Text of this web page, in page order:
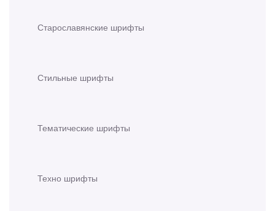
Старославянские шрифты
Стильные шрифты
Тематические шрифты
Техно шрифты